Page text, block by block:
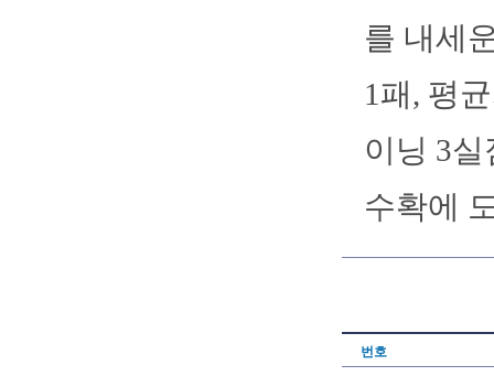
를 내세
1패, 평
이닝 3
수확에
번호